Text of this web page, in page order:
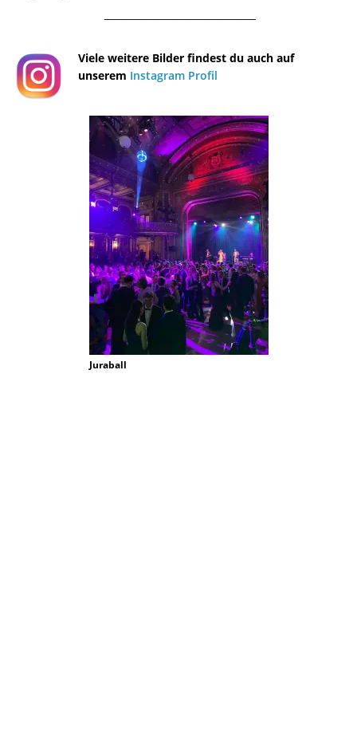
¯¯¯¯¯¯¯¯¯¯¯¯¯¯¯¯¯¯¯¯¯¯¯¯¯¯¯¯¯¯¯¯¯¯¯¯¯¯
Viele weitere Bilder findest du auch auf
unserem Instagram Profil
Juraball